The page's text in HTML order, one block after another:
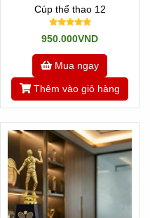
Cúp thể thao 12
950.000VND
Mua ngay
Thêm vào giỏ hàng